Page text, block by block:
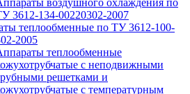
3612-134-00220302-2007
теплообменные по ТУ 3612-100-
2005
теплообменные
с неподвижными
решетками и
с температурным